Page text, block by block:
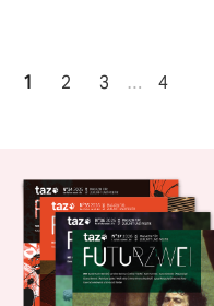
1 2 3 … 4